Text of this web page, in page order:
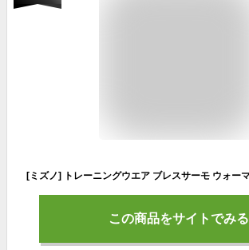
この商品をサイトでみる